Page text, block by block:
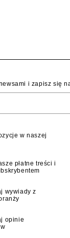
i zapisz się
w naszej
płatne treści i
wywiady z
opinie